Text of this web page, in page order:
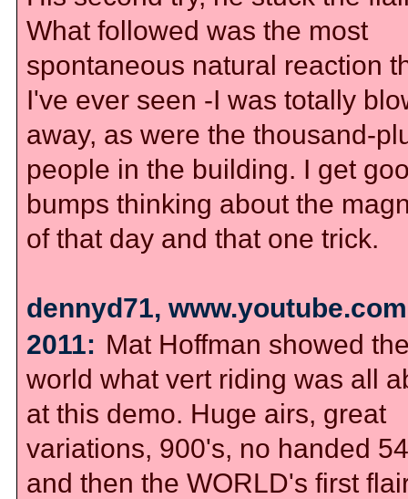
What followed was the most
spontaneous natural reaction
I've ever seen -I was totally
away, as were the thousand-
people in the building. I get
bumps thinking about the
of that day and that one trick.
dennyd71,
2011: Mat Hoffman showed
world what vert riding was all
at this demo. Huge airs, great
variations, 900's, no handed
and then the WORLD's first